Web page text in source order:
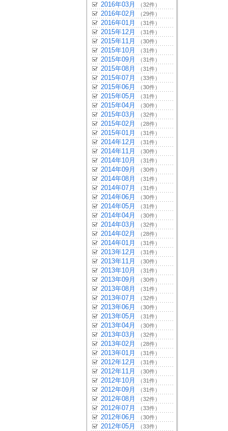
2016年03月 （32件）
2016年02月 （29件）
2016年01月 （31件）
2015年12月 （31件）
2015年11月 （30件）
2015年10月 （31件）
2015年09月 （31件）
2015年08月 （31件）
2015年07月 （33件）
2015年06月 （30件）
2015年05月 （31件）
2015年04月 （30件）
2015年03月 （32件）
2015年02月 （28件）
2015年01月 （31件）
2014年12月 （31件）
2014年11月 （30件）
2014年10月 （31件）
2014年09月 （30件）
2014年08月 （31件）
2014年07月 （31件）
2014年06月 （30件）
2014年05月 （31件）
2014年04月 （30件）
2014年03月 （32件）
2014年02月 （28件）
2014年01月 （31件）
2013年12月 （31件）
2013年11月 （30件）
2013年10月 （31件）
2013年09月 （30件）
2013年08月 （31件）
2013年07月 （32件）
2013年06月 （30件）
2013年05月 （31件）
2013年04月 （30件）
2013年03月 （32件）
2013年02月 （28件）
2013年01月 （31件）
2012年12月 （31件）
2012年11月 （30件）
2012年10月 （31件）
2012年09月 （31件）
2012年08月 （32件）
2012年07月 （33件）
2012年06月 （30件）
2012年05月 （33件）